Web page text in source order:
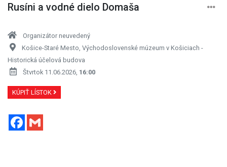
Rusíni a vodné dielo Domaša
Organizátor neuvedený
Košice-Staré Mesto, Východoslovenské múzeum v Košiciach -
Historická účelová budova
Štvrtok 11.06.2026, 16:00
KÚPIŤ LÍSTOK
Facebook